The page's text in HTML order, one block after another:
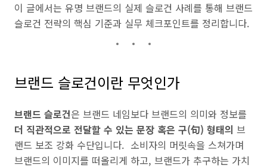
이 글에서는 유명 브랜드의 실제 슬로건 사례를 통해 브랜드
슬로건 전략의 핵심 기준과 실무 체크포인트를 정리합니다.
브랜드 슬로건이란 무엇인가
브랜드 슬로건은 브랜드 네임보다 브랜드의 의미와 정보를
더 직관적으로 전달할 수 있는 문장 혹은 구(句) 형태의 브
랜드 보조 강화 수단입니다. 소비자의 머릿속을 스쳐가며
브랜드의 이미지를 떠올리게 하고, 브랜드가 추구하는 가치